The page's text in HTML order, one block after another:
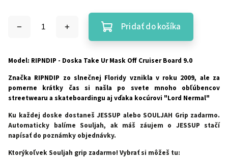
Pridať do košíka
Model: RIPNDIP - Doska Take Ur Mask Off Cruiser Board 9.0
Značka RIPNDIP zo slnečnej Floridy vznikla v roku 2009, ale za
pomerne krátky čas si našla po svete mnoho obľúbencov
streetwearu a skateboardingu aj vďaka kocúrovi "Lord Nermal"
Ku každej doske dostaneš JESSUP alebo SOULJAH Grip zadarmo.
Automaticky balíme Souljah, ak máš záujem o JESSUP stačí
napísať do poznámky objednávky.
Ktorýkoľvek Souljah grip zadarmo! Vybrať si môžeš tu: